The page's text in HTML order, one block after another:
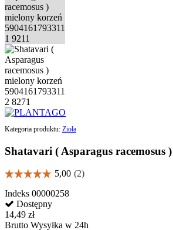
Kategoria produktu: Zioła
Shatavari ( Asparagus racemosus
Indeks 00000258
Dostępny
14,49 zł
Brutto Wysyłka w 24h